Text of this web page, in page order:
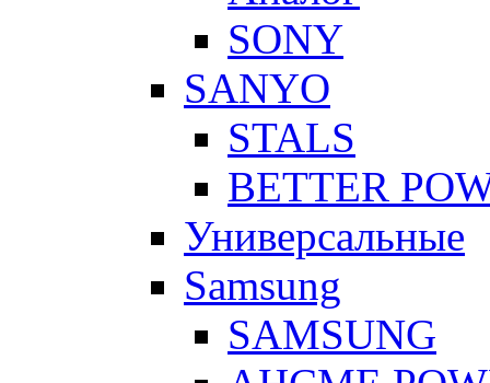
SONY
SANYO
STALS
BETTER
Универсальные
Samsung
SAMSUNG